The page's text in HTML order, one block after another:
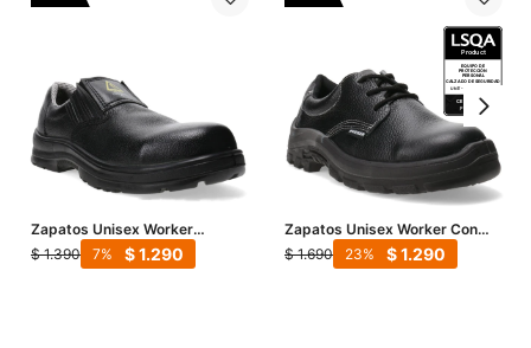
Zapatos Unisex Worker
Seguridad Dielectrico - Negro
$ 1.390 $1.290
7
Zapatos Unisex Worker Con
Puntera Composite - Negro
$ 1.690 $1.290
23